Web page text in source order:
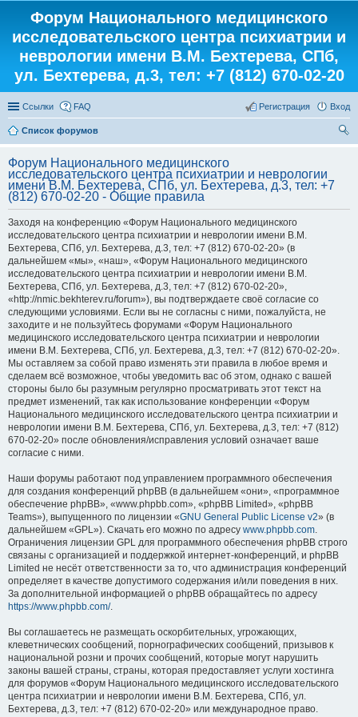
Форум Национального медицинского
исследовательского центра психиатрии и
неврологии имени В.М. Бехтерева, СПб,
ул. Бехтерева, д.3, тел: +7 (812) 670-02-20
Ссылки FAQ Вход
Регистрация
Список форумов
Форум Национального медицинского
исследовательского центра психиатрии и неврологии
имени В.М. Бехтерева, СПб, ул. Бехтерева, д.3, тел: +7
(812) 670-02-20 - Общие правила
Заходя на конференцию «Форум Национального медицинского
исследовательского центра психиатрии и неврологии имени В.М.
Бехтерева, СПб, ул. Бехтерева, д.3, тел: +7 (812) 670-02-20» (в
дальнейшем «мы», «наш», «Форум Национального медицинского
исследовательского центра психиатрии и неврологии имени В.М.
Бехтерева, СПб, ул. Бехтерева, д.3, тел: +7 (812) 670-02-20»,
«http://nmic.bekhterev.ru/forum»), вы подтверждаете своё согласие со
следующими условиями. Если вы не согласны с ними, пожалуйста, не
заходите и не пользуйтесь форумами «Форум Национального
медицинского исследовательского центра психиатрии и неврологии
имени В.М. Бехтерева, СПб, ул. Бехтерева, д.3, тел: +7 (812) 670-02-20».
Мы оставляем за собой право изменять эти правила в любое время и
сделаем всё возможное, чтобы уведомить вас об этом, однако с вашей
стороны было бы разумным регулярно просматривать этот текст на
предмет изменений, так как использование конференции «Форум
Национального медицинского исследовательского центра психиатрии и
неврологии имени В.М. Бехтерева, СПб, ул. Бехтерева, д.3, тел: +7 (812)
670-02-20» после обновления/исправления условий означает ваше
согласие с ними.
Наши форумы работают под управлением программного обеспечения
для создания конференций phpBB (в дальнейшем «они», «программное
обеспечение phpBB», «www.phpbb.com», «phpBB Limited», «phpBB
Teams»), выпущенного по лицензии «GNU General Public License v2» (в
дальнейшем «GPL»). Скачать его можно по адресу www.phpbb.com.
Ограничения лицензии GPL для программного обеспечения phpBB строго
связаны с организацией и поддержкой интернет-конференций, и phpBB
Limited не несёт ответственности за то, что администрация конференций
определяет в качестве допустимого содержания и/или поведения в них.
За дополнительной информацией о phpBB обращайтесь по адресу
https://www.phpbb.com/.
Вы соглашаетесь не размещать оскорбительных, угрожающих,
клеветнических сообщений, порнографических сообщений, призывов к
национальной розни и прочих сообщений, которые могут нарушить
законы вашей страны, страны, которая предоставляет услуги хостинга
для форумов «Форум Национального медицинского исследовательского
центра психиатрии и неврологии имени В.М. Бехтерева, СПб, ул.
Бехтерева, д.3, тел: +7 (812) 670-02-20» или международное право.